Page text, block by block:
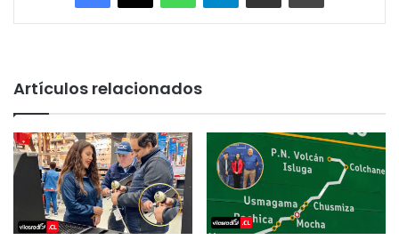
Artículos relacionados